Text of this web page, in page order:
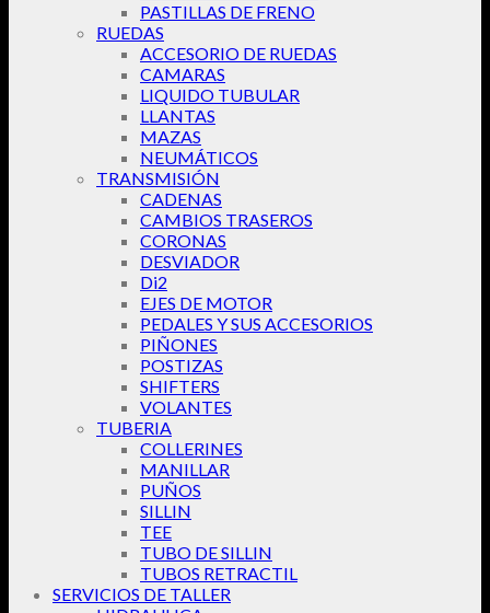
PASTILLAS DE FRENO
RUEDAS
ACCESORIO DE RUEDAS
CAMARAS
LIQUIDO TUBULAR
LLANTAS
MAZAS
NEUMÁTICOS
TRANSMISIÓN
CADENAS
CAMBIOS TRASEROS
CORONAS
DESVIADOR
Di2
EJES DE MOTOR
PEDALES Y SUS ACCESORIOS
PIÑONES
POSTIZAS
SHIFTERS
VOLANTES
TUBERIA
COLLERINES
MANILLAR
PUÑOS
SILLIN
TEE
TUBO DE SILLIN
TUBOS RETRACTIL
SERVICIOS DE TALLER